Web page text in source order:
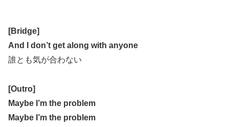
[Bridge]
And I don’t get along with anyone
誰とも気が合わない
[Outro]
Maybe I’m the problem
Maybe I’m the problem